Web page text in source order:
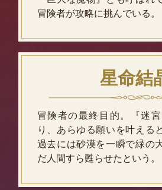
冒険者が攻略に挑んでいる。
星命結
冒険者の最終目的。『迷
り、あらゆる願いを叶える
過去には砂漠を一瞬で緑の
だ人間すら甦らせたという。